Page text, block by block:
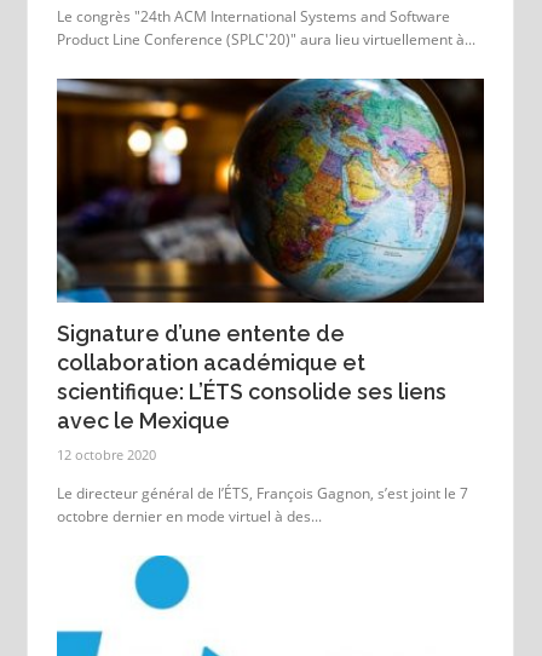
Le congrès "24th ACM International Systems and Software
Product Line Conference (SPLC'20)" aura lieu virtuellement à...
Signature d’une entente de
collaboration académique et
scientifique: L’ÉTS consolide ses liens
avec le Mexique
12 octobre 2020
Le directeur général de l’ÉTS, François Gagnon, s’est joint le 7
octobre dernier en mode virtuel à des...